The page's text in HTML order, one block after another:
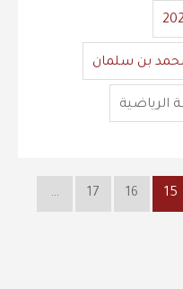
بن سلمان
الرياضية
15
16
17
…